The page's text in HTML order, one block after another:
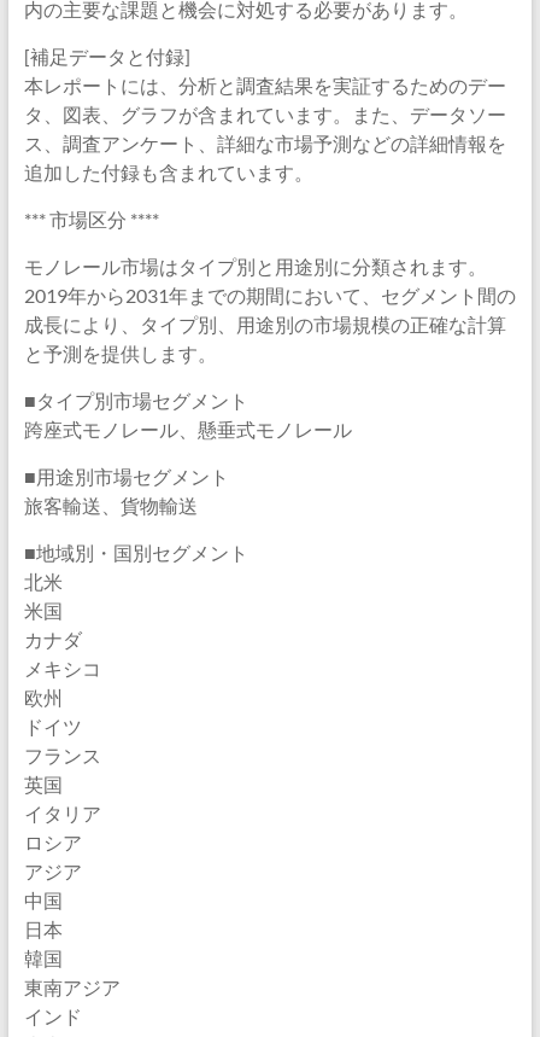
内の主要な課題と機会に対処する必要があります。
[補足データと付録]
本レポートには、分析と調査結果を実証するためのデー
タ、図表、グラフが含まれています。また、データソー
ス、調査アンケート、詳細な市場予測などの詳細情報を
追加した付録も含まれています。
*** 市場区分 ****
モノレール市場はタイプ別と用途別に分類されます。
2019年から2031年までの期間において、セグメント間の
成長により、タイプ別、用途別の市場規模の正確な計算
と予測を提供します。
■タイプ別市場セグメント
跨座式モノレール、懸垂式モノレール
■用途別市場セグメント
旅客輸送、貨物輸送
■地域別・国別セグメント
北米
米国
カナダ
メキシコ
欧州
ドイツ
フランス
英国
イタリア
ロシア
アジア
中国
日本
韓国
東南アジア
インド